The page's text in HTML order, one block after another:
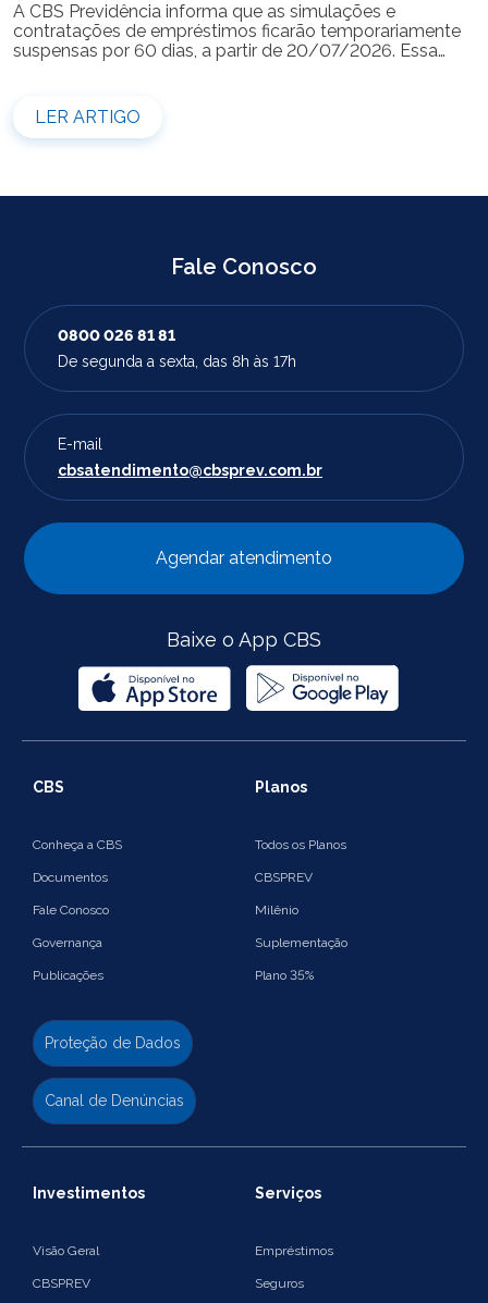
A CBS Previdência informa que as simulações e
contratações de empréstimos ficarão temporariamente
suspensas por 60 dias, a partir de 20/07/2026. Essa
realizar novas simulações ou contratar empréstimos
pelos canais disponibilizados pela CBS Previdência.
Recomendamos que os participantes que […]
LER ARTIGO
Fale Conosco
0800 026 81 81
De segunda a sexta, das 8h às 17h
E-mail
cbsatendimento@cbsprev.com.br
Agendar atendimento
Baixe o App CBS
CBS
Conheça a CBS
Documentos
Fale Conosco
Governança
Publicações
Proteção de Dados
Canal de Denúncias
Planos
Todos os Planos
CBSPREV
Milênio
Suplementação
Plano 35%
Investimentos
Visão Geral
CBSPREV
Serviços
Empréstimos
Seguros